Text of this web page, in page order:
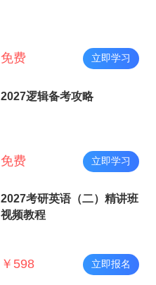
免费 立即学习
2027逻辑备考攻略
免费 立即学习
2027考研英语（二）精讲班
视频教程
￥ 598 立即报名